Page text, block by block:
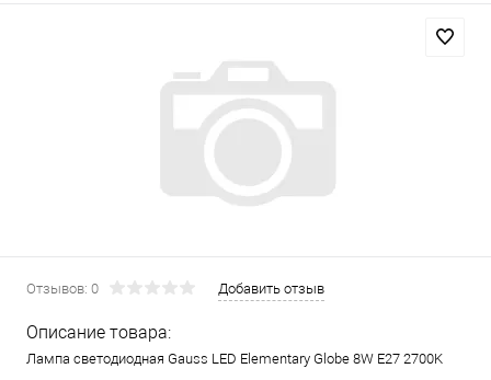
Отзывов: 0 Добавить отзыв
Описание товара:
Лампа светодиодная Gauss LED Elementary Globe 8W E27 2700K